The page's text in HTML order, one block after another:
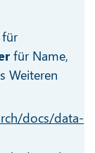
für Name,
Weiteren
docs/data-